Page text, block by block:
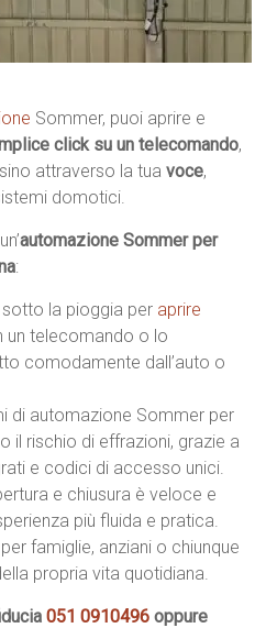
Sommer, puoi aprire e
click su un telecomando,
attraverso la tuavoce,
domotici.
automazione Sommer per
:
sotto la pioggia per aprire
un telecomando o lo
comodamente dall’auto o
di automazione Sommer per
il rischio di effrazioni, grazie a
e codici di accesso unici.
e chiusura è veloce e
più fluida e pratica.
famiglie, anziani o chiunque
propria vita quotidiana.
051 0910496 oppure